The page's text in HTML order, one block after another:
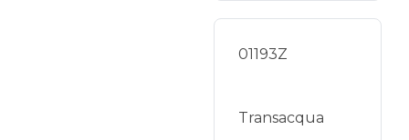
01193Z
Transacqua